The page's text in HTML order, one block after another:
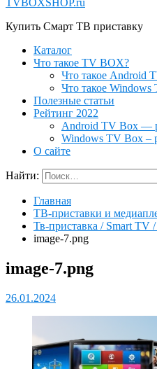
TVBOXSHOP.ru
Купить Смарт ТВ приставку
Каталог
Что такое TV BOX?
Что такое Android
Что такое
Полезные статьи
Рейтинг 2022
Android TV Box —
Windows TV Box –
О сайте
Найти:
Главная
ТВ-приставки и
Тв-приставка / Smart TV
image-7.png
image-7.png
26.01.2024